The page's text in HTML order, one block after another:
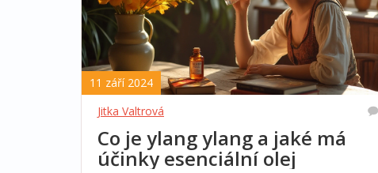
11 září 2024
Jitka Valtrová
Co je ylang ylang a jaké má
účinky esenciální olej